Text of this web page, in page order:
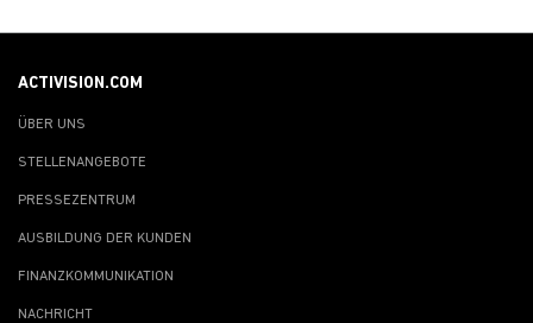
ACTIVISION.COM
ÜBER UNS
STELLENANGEBOTE
PRESSEZENTRUM
AUSBILDUNG DER KUNDEN
FINANZKOMMUNIKATION
NACHRICHT